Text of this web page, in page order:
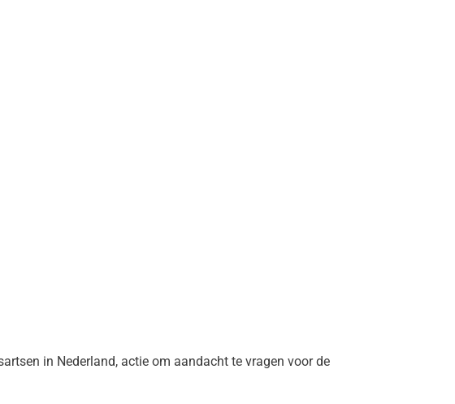
in Nederland, actie om aandacht te vragen voor de